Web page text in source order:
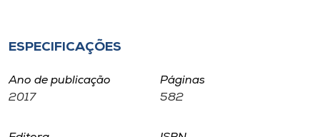
Store
ESPECIFICAÇÕES
Ano de publicação
2017
Páginas
582